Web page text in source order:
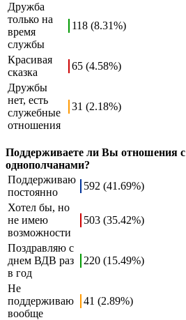
Дружба
только на
время
службы
118 (8.31%)
Красивая
сказка
65 (4.58%)
Дружбы
нет, есть
служебные
отношения
31 (2.18%)
Поддерживаете ли Вы отношения с
однополчанами?
Поддерживаю
постоянно
592 (41.69%)
Хотел бы, но
не имею
возможности
503 (35.42%)
Поздравляю с
днем ВДВ раз
в год
220 (15.49%)
Не
поддерживаю
вообще
41 (2.89%)